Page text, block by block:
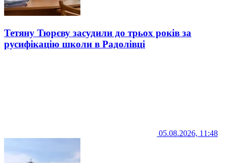
Тетяну Тюрєву засудили до трьох років за
русифікацію школи в Радолівці
05.08.2026, 11:48